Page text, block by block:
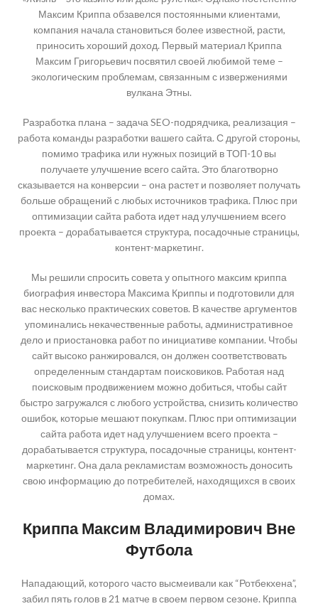
Максим Криппа обзавелся постоянными клиентами,
компания начала становиться более известной, расти,
приносить хороший доход. Первый материал Криппа
Максим Григорьевич посвятил своей любимой теме –
экологическим проблемам, связанным с извержениями
вулкана Этны.
Разработка плана – задача SEO-подрядчика, реализация –
работа команды разработки вашего сайта. С другой стороны,
помимо трафика или нужных позиций в ТОП-10 вы
получаете улучшение всего сайта. Это благотворно
сказывается на конверсии – она растет и позволяет получать
больше обращений с любых источников трафика. Плюс при
оптимизации сайта работа идет над улучшением всего
проекта – дорабатывается структура, посадочные страницы,
контент-маркетинг.
Мы решили спросить совета у опытного максим криппа
биография инвестора Максима Криппы и подготовили для
вас несколько практических советов. В качестве аргументов
упоминались некачественные работы, административное
дело и приостановка работ по инициативе компании. Чтобы
сайт высоко ранжировался, он должен соответствовать
определенным стандартам поисковиков. Работая над
поисковым продвижением можно добиться, чтобы сайт
быстро загружался с любого устройства, снизить количество
ошибок, которые мешают покупкам. Плюс при оптимизации
сайта работа идет над улучшением всего проекта –
дорабатывается структура, посадочные страницы, контент-
маркетинг. Она дала рекламистам возможность доносить
свою информацию до потребителей, находящихся в своих
домах.
Криппа Максим Владимирович Вне
Футбола
Нападающий, которого часто высмеивали как “Ротбекхена”,
забил пять голов в 21 матче в своем первом сезоне. Криппа